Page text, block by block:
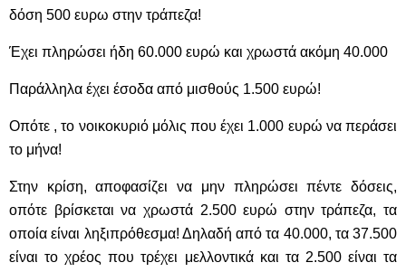
δόση 500 ευρω στην τράπεζα!
Έχει πληρώσει ήδη 60.000 ευρώ και χρωστά ακόμη 40.000
Παράλληλα έχει έσοδα από μισθούς 1.500 ευρώ!
Οπότε , το νοικοκυριό μόλις που έχει 1.000 ευρώ να περάσει
το μήνα!
Στην κρίση, αποφασίζει να μην πληρώσει πέντε δόσεις,
οπότε βρίσκεται να χρωστά 2.500 ευρώ στην τράπεζα, τα
οποία είναι ληξιπρόθεσμα! Δηλαδή από τα 40.000, τα 37.500
είναι το χρέος που τρέχει μελλοντικά και τα 2.500 είναι τα